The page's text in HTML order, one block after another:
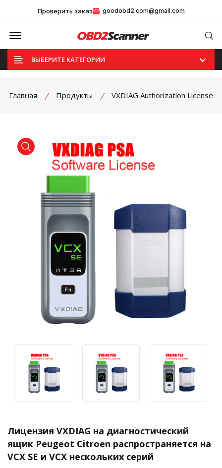
Проверить заказ goodobd2.com@gmail.com
Offcanvas Menu Open
ВЫБЕРИТЕ КАТЕГОРИИ
Главная Продукты VXDIAG Authorization License
product view
Лицензия VXDIAG на диагностический
ящик Peugeot Citroen распространяется на
VCX SE и VCX нескольких серий